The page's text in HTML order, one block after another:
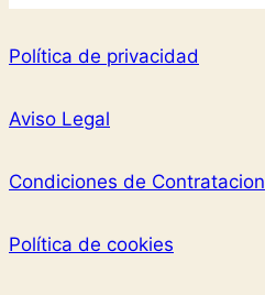
Política de privacidad
Aviso Legal
Condiciones de Contratacion
Política de cookies